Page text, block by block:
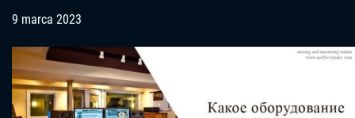
9 marca 2023